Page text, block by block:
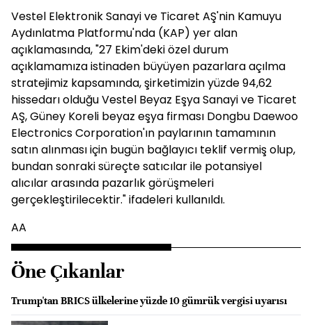
Vestel Elektronik Sanayi ve Ticaret AŞ'nin Kamuyu
Aydınlatma Platformu'nda (KAP) yer alan
açıklamasında, "27 Ekim'deki özel durum
açıklamamıza istinaden büyüyen pazarlara açılma
stratejimiz kapsamında, şirketimizin yüzde 94,62
hissedarı olduğu Vestel Beyaz Eşya Sanayi ve Ticaret
AŞ, Güney Koreli beyaz eşya firması Dongbu Daewoo
Electronics Corporation'ın paylarının tamamının
satın alınması için bugün bağlayıcı teklif vermiş olup,
bundan sonraki süreçte satıcılar ile potansiyel
alıcılar arasında pazarlık görüşmeleri
gerçekleştirilecektir." ifadeleri kullanıldı.
AA
Öne Çıkanlar
Trump'tan BRICS ülkelerine yüzde 10 gümrük vergisi uyarısı